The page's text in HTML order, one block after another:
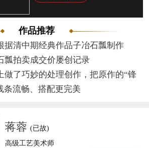
作品推荐
据清中期经典作品子冶石瓢制作
瓢拍卖成交价屡创记录
做了巧妙的处理创作，把原作的“锋
条流畅、搭配更完美
蒋蓉 (已故)
高级工艺美术师